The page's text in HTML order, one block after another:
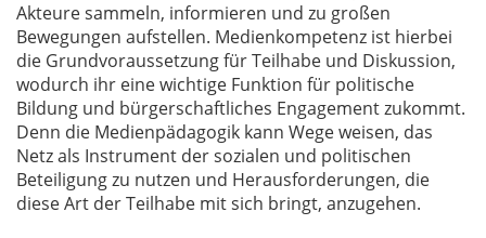
Akteure sammeln, informieren und zu großen
Bewegungen aufstellen. Medienkompetenz ist hierbei
die Grundvoraussetzung für Teilhabe und Diskussion,
wodurch ihr eine wichtige Funktion für politische
Bildung und bürgerschaftliches Engagement zukommt.
Denn die Medienpädagogik kann Wege weisen, das
Netz als Instrument der sozialen und politischen
Beteiligung zu nutzen und Herausforderungen, die
diese Art der Teilhabe mit sich bringt, anzugehen.